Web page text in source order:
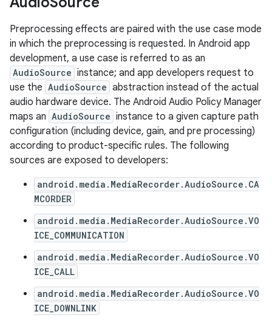
Preprocessing effects are paired with the use case mode
in which the preprocessing is requested. In Android app
development, a use case is referred to as an
AudioSource instance; and app developers request to
use the AudioSource abstraction instead of the actual
audio hardware device. The Android Audio Policy Manager
maps an AudioSource instance to a given capture path
configuration (including device, gain, and pre processing)
according to product-specific rules. The following
sources are exposed to developers:
android.media.MediaRecorder.AudioSource.CA
MCORDER
android.media.MediaRecorder.AudioSource.VO
ICE_COMMUNICATION
android.media.MediaRecorder.AudioSource.VO
ICE_CALL
android.media.MediaRecorder.AudioSource.VO
ICE_DOWNLINK